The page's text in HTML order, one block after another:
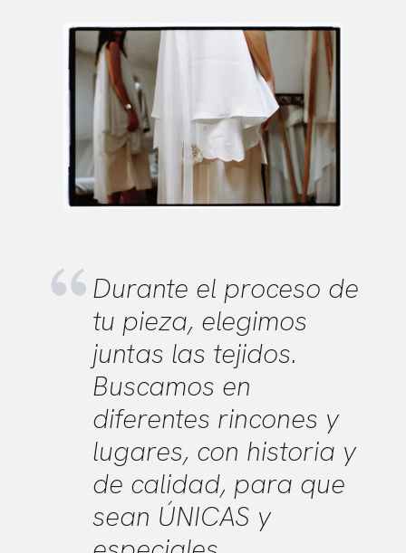
Durante el proceso de
tu pieza, elegimos
juntas las tejidos.
Buscamos en
diferentes rincones y
lugares, con historia y
de calidad, para que
sean ÚNICAS y